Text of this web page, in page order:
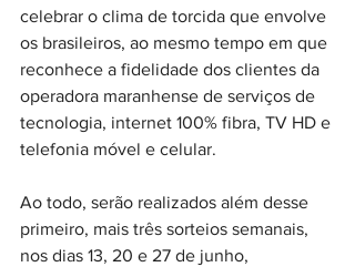
celebrar o clima de torcida que envolve
os brasileiros, ao mesmo tempo em que
reconhece a fidelidade dos clientes da
operadora maranhense de serviços de
tecnologia, internet 100% fibra, TV HD e
telefonia móvel e celular.
Ao todo, serão realizados além desse
primeiro, mais três sorteios semanais,
nos dias 13, 20 e 27 de junho,